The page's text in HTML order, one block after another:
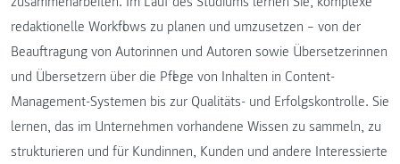
redaktionelle Workflows zu planen und umzusetzen – von der
Beauftragung von Autorinnen und Autoren sowie Übersetzerinnen
und Übersetzern über die Pflege von Inhalten in Content-
Management-Systemen bis zur Qualitäts- und Erfolgskontrolle. Sie
lernen, das im Unternehmen vorhandene Wissen zu sammeln, zu
strukturieren und für Kundinnen, Kunden und andere Interessierte